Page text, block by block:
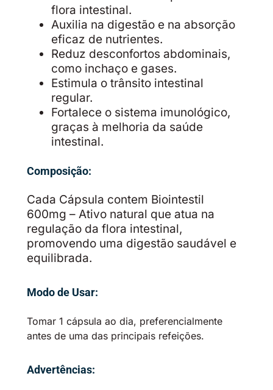
flora intestinal.
Auxilia na digestão e na absorção
eficaz de nutrientes.
Reduz desconfortos abdominais,
como inchaço e gases.
Estimula o trânsito intestinal
regular.
Fortalece o sistema imunológico,
graças à melhoria da saúde
intestinal.
Composição:
Cada Cápsula contem Biointestil
600mg – Ativo natural que atua na
regulação da flora intestinal,
promovendo uma digestão saudável e
equilibrada.
Modo de Usar:
Tomar 1 cápsula ao dia, preferencialmente
antes de uma das principais refeições.
Advertências: